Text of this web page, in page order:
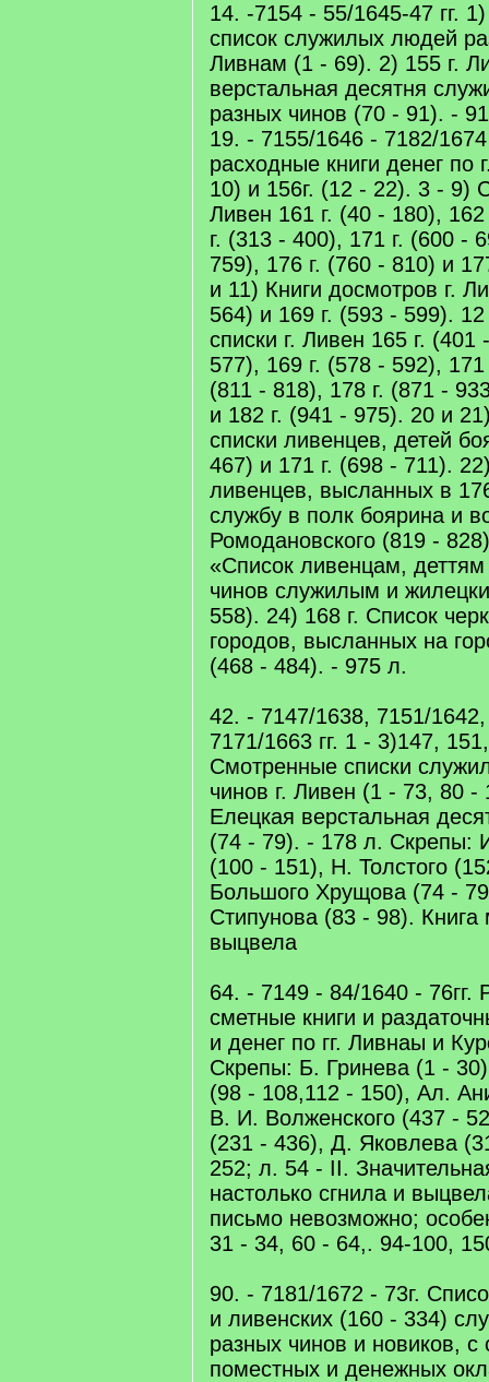
14. -7154 - 55/1645-47 гг.
список служилых людей
Ливнам (1 - 69). 2) 155 г.
верстальная десятня
разных чинов (70 - 91). -
19. - 7155/1646 - 7182/
расходные книги денег по
10) и 156г. (12 - 22). 3 - 9)
Ливен 161 г. (40 - 180),
г. (313 - 400), 171 г. (600 -
759), 176 г. (760 - 810) и
и 11) Книги досмотров г.
564) и 169 г. (593 - 599).
списки г. Ливен 165 г. (401
577), 169 г. (578 - 592), 171
(811 - 818), 178 г. (871 -
и 182 г. (941 - 975). 20 и
списки ливенцев, детей
467) и 171 г. (698 - 711).
ливенцев, высланных в
службу в полк боярина и
Ромодановского (819 -
«Список ливенцам,
чинов служилым и
558). 24) 168 г. Список
городов, высланных на
(468 - 484). - 975 л.
42. - 7147/1638, 7151/
7171/1663 гг. 1 - 3)147, 151,
Смотренные списки
чинов г. Ливен (1 - 73, 80 -
Елецкая верстальная
(74 - 79). - 178 л. Скрепы:
(100 - 151), Н. Толстого
Большого Хрущова (74 -
Стипунова (83 - 98). Книга
выцвела
64. - 7149 - 84/1640 - 76гг.
сметные книги и
и денег по гг. Ливнаы и
Скрепы: Б. Гринева (1 -
(98 - 108,112 - 150), Ал.
В. И. Волженского (437 -
(231 - 436), Д. Яковлева
252; л. 54 - II.
настолько сгнила и
письмо невозможно;
31 - 34, 60 - 64,. 94-100,
90. - 7181/1672 - 73г.
и ливенских (160 - 334)
разных чинов и новиков, с
поместных и денежных